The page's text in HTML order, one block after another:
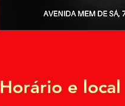
Horário e local